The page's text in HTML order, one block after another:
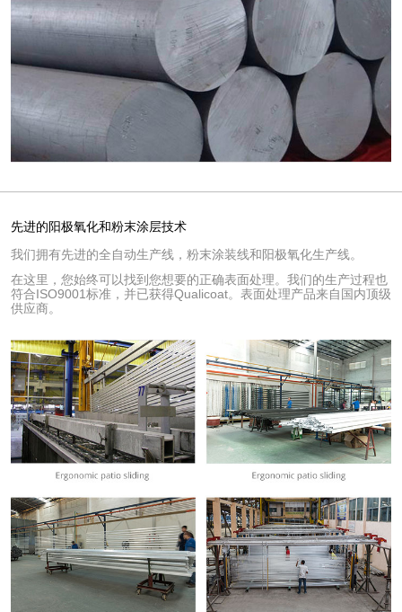
先进的阳极氧化和粉末涂层技术
我们拥有先进的全自动生产线，粉末涂装线和阳极氧化生产线。
在这里，您始终可以找到您想要的正确表面处理。我们的生产过程也
符合ISO9001标准，并已获得Qualicoat。表面处理产品来自国内顶级
供应商。